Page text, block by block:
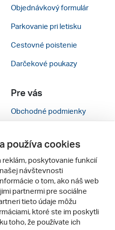
Objednávkový formulár
Parkovanie pri letisku
Cestovné poistenie
Darčekové poukazy
Pre vás
Obchodné podmienky
Nastavenie cookies
Mobilná verzia webu
používa cookies
reklám, poskytovanie funkcií
návštevnosti
o tom, ako náš web
partnermi pre sociálne
tieto údaje môžu
ktoré ste im poskytli
toho, že používate ich